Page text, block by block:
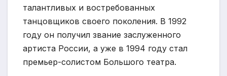
талантливых и востребованных
танцовщиков своего поколения. В 1992
году он получил звание заслуженного
артиста России, а уже в 1994 году стал
премьер-солистом Большого театра.